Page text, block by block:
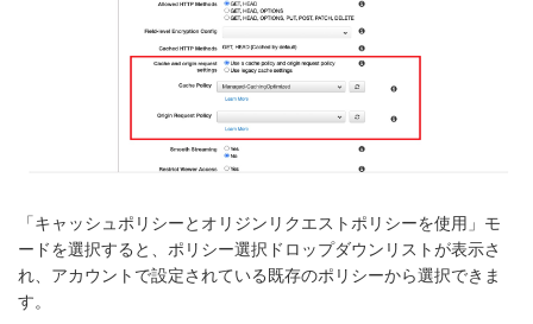
「キャッシュポリシーとオリジンリクエストポリシーを使用」モ
ードを選択すると、ポリシー選択ドロップダウンリストが表示さ
れ、アカウントで設定されている既存のポリシーから選択できま
す。